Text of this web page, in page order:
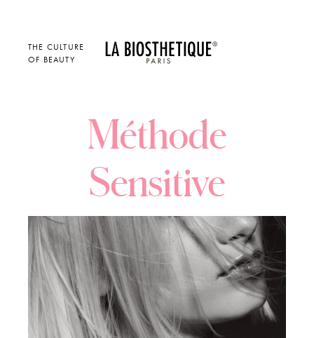
THE CULTURE
OF BEAUTY
Méthode
Sensitive